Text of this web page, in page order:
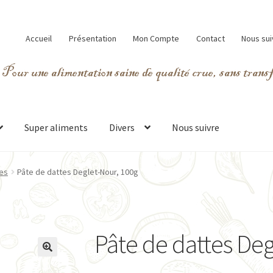
Accueil Présentation Mon Compte Contact Nous
Super aliments Divers Nous suivre
Pâte de dattes Deglet-Nour, 100g
Pâte de dattes